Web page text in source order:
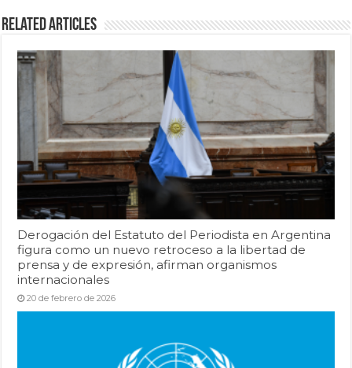
Related Articles
Derogación del Estatuto del Periodista en Argentina
figura como un nuevo retroceso a la libertad de
prensa y de expresión, afirman organismos
internacionales
20 de febrero de 2026